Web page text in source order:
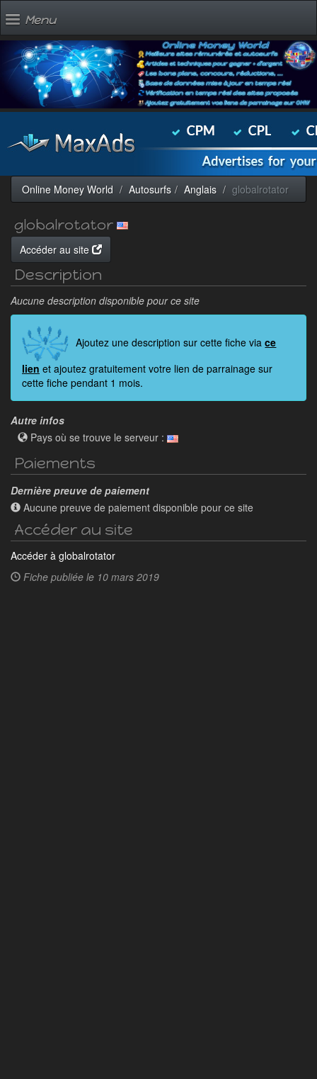
Menu
Online Money World Autosurfs Anglais globalrotator
globalrotator
Accéder au site
Description
Aucune description disponible pour ce site
Ajoutez une description sur cette fiche viace
lien et ajoutez gratuitement votre lien de parrainage sur
cette fiche pendant 1 mois.
Autre infos
Pays où se trouve le serveur :
Paiements
Dernière preuve de paiement
Aucune preuve de paiement disponible pour ce site
Accéder au site
Accéder à globalrotator
Fiche publiée le 10 mars 2019